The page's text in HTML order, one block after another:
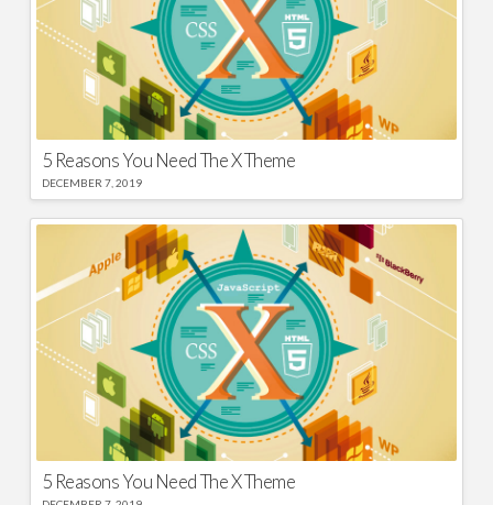
5 Reasons You Need The X Theme
DECEMBER 7, 2019
5 Reasons You Need The X Theme